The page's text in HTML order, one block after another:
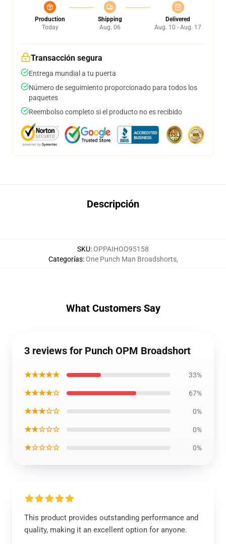
Production
Today
Shipping
Aug. 06
Delivered
Aug. 10 - Aug. 17
Transacción segura
Entrega mundial a tu puerta
Número de seguimiento proporcionado para todos los
paquetes
Reembolso completo si el producto no es recibido
Descripción
SKU:OPPAIHOO95158
Categorías:One Punch Man Broadshorts,
What Customers Say
3 reviews for Punch OPM Broadshort
★★★★★ 33%
★★★★☆ 67%
★★★☆☆ 0%
★★☆☆☆ 0%
★☆☆☆☆ 0%
This product provides outstanding performance and
quality, making it an excellent option for anyone.